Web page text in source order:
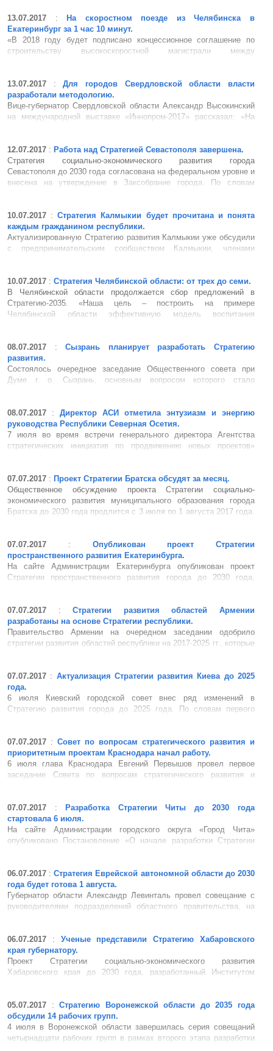
совершенствования маршрутной сети Чебоксар привлекли
Научно-исследовательский и про...
13.07.2017 :
На скоростном поезде из Челябинска в
Екатеринбург за 1 час 10 минут.
«В 2018 году будет подписано концессионное соглашение по
строительству высокоскоростной магистрали между
начнётся строительство ВСМ», – сообщил на круглом столе
«Страт...
13.07.2017 :Для городов Свердловской области власти
разработали методологию.
Вице-губернатор Свердловской области Александр Высокинский
на международной выставке «Иннопром-2017» рассказал: «На
47 муниципальных образований у нас в этом процессе...
12.07.2017 : Работа над Стратегией Севастополя завершена.
Стратегия социально-экономического развития города
Севастополя до 2030 года согласована на федеральном уровне и
внесена на утверждение в Заксобрание города. По словам
поправок от федеральных...
10.07.2017 :Стратегия Калмыкии будет прочитана и понята
каждым гражданином республики.
Актуализированную Стратегию развития Калмыкии уже обсудили
с предпринимательским сообществом Калмыкии, членами
Народном Хурале (Парламенте) республики. На рабочей встрече
с министром экономи...
10.07.2017 : Стратегия Челябинской области: от трех до семи.
В Челябинской области продолжается сбор предложений в
Стратегию-2035. «Наша цель – построить на примере
Челябинской области эффективную модель воспитания
Стратегии-2035»...
08.07.2017 :Сызрань планирует разработать Стратегию
развития.
Состоялось очередное заседание Общественного совета при
Думе г. о. Сызрань, основным вопросом которого стало
развития и инвестиций муниципалитета Лариса Бобровникова.
Члены Общественного совета...
08.07.2017 : Директор АСИ отметила энтузиазм и энергию
руководства Республики Северная Осетия.
7 июля во время встречи генерального директора Агентства
стратегических инициатив по продвижению новых проектов»
инвестиционной и предпринимательской деятельности
республики и подписано соглашен...
07.07.2017 : Проект Стратегии Братска обсудят за месяц.
Общественное обсуждение проекта Стратегии социально-
экономического развития муниципального образования города
Братска до 2030 года продлится с 3 июля по 1 августа 2017 года.
годы. П...
07.07.2017 : Опубликован проект Стратегии
пространственного развития Екатеринбурга.
На сайте Администрации Екатеринбурга опубликован проект
Стратегии пространственного развития города до 2030 года,
обеспечении устойчивого и сбалансированного развития г...
07.07.2017 :Стратегии развития областей Армении
разработаны на основе Стратегии республики.
Правительство Армении на очередном заседании одобрило
стратегии развития областей республики на 2017-2025 гг., которые
стратегий являются: расширение занятости, развитие
человеческого ...
07.07.2017 : Актуализация Стратегии развития Киева до 2025
года.
6 июля Киевский городской совет внес ряд изменений в
Стратегию развития города до 2025 года. По словам первого
старых планов, а в их актуализации. В частности, новая версия
документа анонс...
07.07.2017 : Совет по вопросам стратегического развития и
приоритетным проектам Краснодара начал работу.
6 июля глава Краснодара Евгений Первышов провел первое
заседание Совета по вопросам стратегического развития и
проекты. В заседании приняли участие заместитель главы
Краснодара Владислав...
07.07.2017 :
Разработка Стратегии Читы до 2030 года
стартовала 6 июля.
На сайте Администрации городского округа «Город Чита»
опубликовано Постановление «О начале разработки Стратегии
разработки Стратегии – 06 июл...
06.07.2017 :Стратегия Еврейской автономной области до 2030
года будет готова 1 августа.
Губернатор области Александр Левинталь провел совещание с
руководителями подразделений областного правительства, на
обсуждения была окончательная доработка Стратегии с учётом
всех...
06.07.2017 : Ученые представили Стратегию Хабаровского
края губернатору.
Проект Стратегии социально-экономического развития
Хабаровского края до 2030 года, разработанный Институтом
региона Вячеславу Шпорту. Ключевыми задачами стратегии
обозначен выход на лидирующие по...
05.07.2017 :Стратегию Воронежской области до 2035 года
обсудили 14 рабочих групп.
4 июля в Воронежской области завершилась серия совещаний
четырнадцати рабочих групп в рамках второго этапа разработки